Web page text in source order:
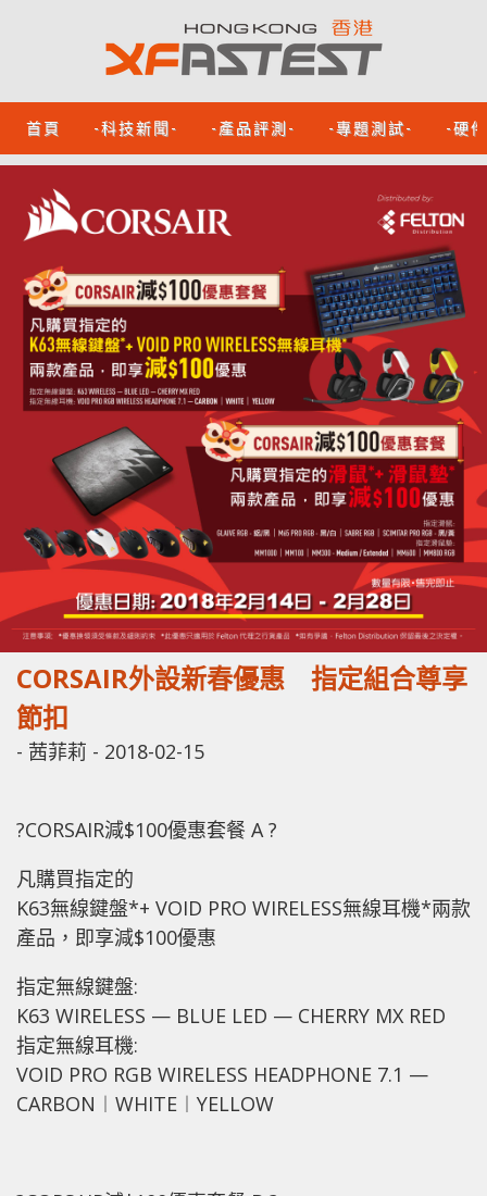
首頁 -科技新聞- -產品評測- -專題測試- -硬
CORSAIR外設新春優惠 指定組合尊享
節扣
- 茜菲莉 - 2018-02-15
?CORSAIR減$100優惠套餐 A ?
凡購買指定的
K63無線鍵盤*+ VOID PRO WIRELESS無線耳機*兩款
產品，即享減$100優惠
指定無線鍵盤:
K63 WIRELESS — BLUE LED — CHERRY MX RED
指定無線耳機:
VOID PRO RGB WIRELESS HEADPHONE 7.1 —
CARBON︱WHITE︱YELLOW